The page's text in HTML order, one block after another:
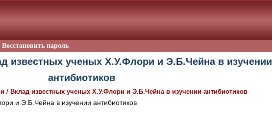
Восстановить пароль
известных ученых Х.У.Флори и Э.Б.Чейна в изучении
антибиотиков
/ Вклад известных ученых Х.У.Флори и Э.Б.Чейна в изучении антибиотиков
и Э.Б.Чейна в изучении антибиотиков